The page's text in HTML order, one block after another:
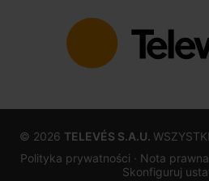
© 2026 TELEVÉS S.A.U.
Polityka prywatności · Nota prawna
Skonfiguruj